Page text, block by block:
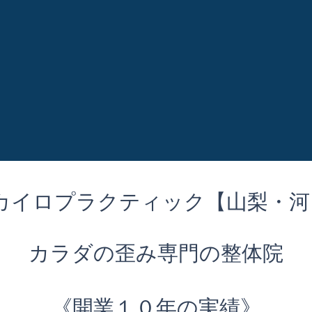
イロプラクティック【山梨・
カラダの歪み専門の整体院